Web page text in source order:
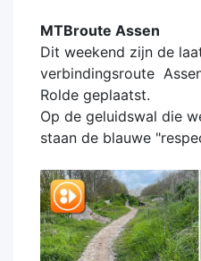
MTBroute Assen
Dit weekend zijn de
verbindingsroute
Rolde geplaatst.
Op de geluidswal die
staan de blauwe